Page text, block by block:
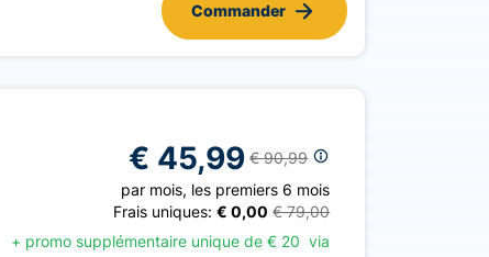
Commander
€ 45,99 € 90,99
par mois, les premiers 6 mois
Frais uniques: € 0,00 € 79,00
+ promo supplémentaire unique de € 20 via